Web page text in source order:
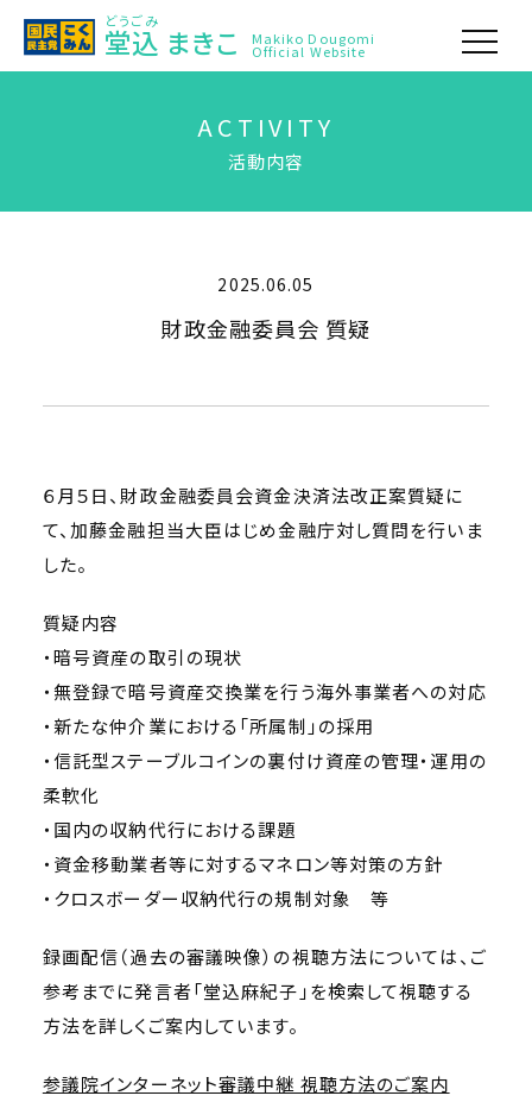
堂込
どうごみ
まきこ Makiko Dougomi
Official Website
ACTIVITY
活動内容
2025.06.05
財政金融委員会 質疑
６月５日、財政金融委員会資金決済法改正案質疑に
て、加藤金融担当大臣はじめ金融庁対し質問を行いま
した。
質疑内容
・暗号資産の取引の現状
・無登録で暗号資産交換業を行う海外事業者への対応
・新たな仲介業における「所属制」の採用
・信託型ステーブルコインの裏付け資産の管理・運用の
柔軟化
・国内の収納代行における課題
・資金移動業者等に対するマネロン等対策の方針
・クロスボーダー収納代行の規制対象 等
録画配信（過去の審議映像）の視聴方法については、ご
参考までに発言者「堂込麻紀子」を検索して視聴する
方法を詳しくご案内しています。
参議院インターネット審議中継 視聴方法のご案内